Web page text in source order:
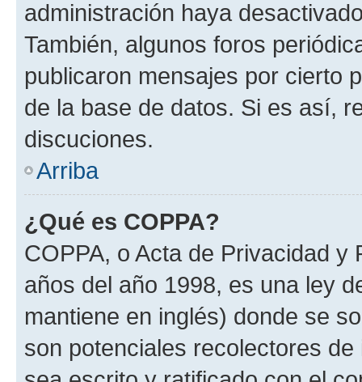
administración haya
También, algunos foros
publicaron mensajes por cierto
de la base de datos. Si es así,
discuciones.
Arriba
¿Qué es COPPA?
COPPA, o Acta de Privacidad
años del año 1998, es una ley
mantiene en inglés) donde se
son potenciales recolectores